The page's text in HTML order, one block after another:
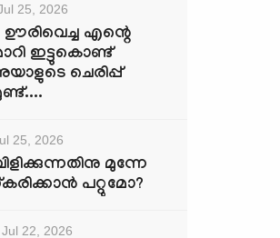
25, 2026
എന്റെ
ഇട്ടുകൊണ്ട്
ചെരിപ്പ്
25, 2026
മുന്നേ
പറ്റുമോ?
Jul 22, 2026